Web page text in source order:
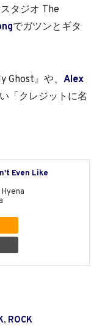
タジオ The
でガツンとギタ
Ghost』や、 Alex
「クレジットに名
Even Like
, ROCK